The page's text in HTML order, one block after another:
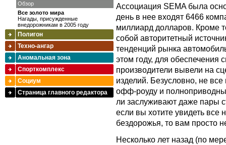
Ассоциация SEMA была
день в нее входят 6466
миллиард долларов. Кроме
собой авторитетный
тенденций рынка
этом году, для обеспечения
производители вывели на
изделий. Безусловно, не
офф-роуду и
ли заслуживают даже пары
если вы хотите увидеть все
бездорожья, то вам просто
Несколько лет назад (по
Обзор
Все золото мира
Нагады, присужденные
внедорожникам в 2005 году
Полигон
Техно-ангар
Аномальная зона
Спорткомплекс
Социум
Страница главного редактора